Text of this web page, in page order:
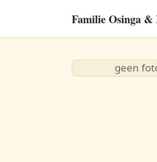
Familie Osinga &
geen